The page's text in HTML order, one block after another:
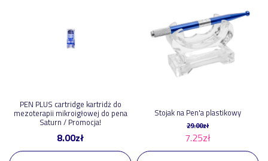
PEN PLUS cartridge kartridż do
mezoterapii mikroigłowej do pena
Saturn / Promocja!
8.00zł
Stojak na Pen'a plastikowy
29.00zł
7.25zł